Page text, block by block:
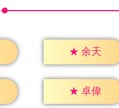
★ 余天
★ 卓偉